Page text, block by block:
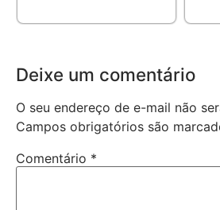
Deixe um comentário
O seu endereço de e-mail não
Campos obrigatórios são
Comentário *